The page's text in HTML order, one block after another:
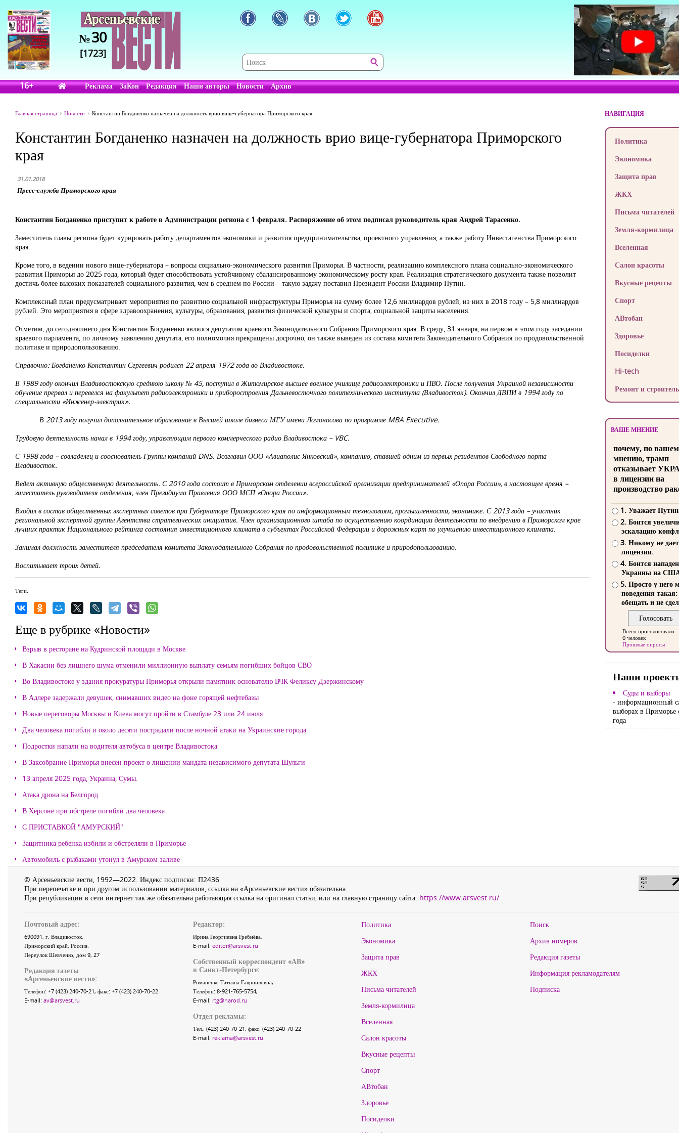
№30
[1723]
16+ Реклама ЗаКон Редакция Наши авторы Новости Архив
Главная страница Новости Константин Богданенко назначен на должность врио вице-губернатора Приморского края
Константин Богданенко назначен на должность врио вице-губернатора Приморского
края
31.01.2018
Пресс-служба Приморского края
Константин Богданенко приступит к работе в Администрации региона с 1 февраля. Распоряжение об этом подписал руководитель края Андрей Тарасенко.
Заместитель главы региона будет курировать работу департаментов экономики и развития предпринимательства, проектного управления, а также работу Инвестагенства Приморского
края.
Кроме того, в ведении нового вице-губернатора – вопросы социально-экономического развития Приморья. В частности, реализацию комплексного плана социально-экономического
развития Приморья до 2025 года, который будет способствовать устойчивому сбалансированному экономическому росту края. Реализация стратегического документа также позволит
достичь более высоких показателей социального развития, чем в среднем по России – такую задачу поставил Президент России Владимир Путин.
Комплексный план предусматривает мероприятия по развитию социальной инфраструктуры Приморья на сумму более 12,6 миллиардов рублей, из них в 2018 году – 5,8 миллиардов
рублей. Это мероприятия в сфере здравоохранения, культуры, образования, развития физической культуры и спорта, социальной защиты населения.
Отметим, до сегодняшнего дня Константин Богданенко являлся депутатом краевого Законодательного Собрания Приморского края. В среду, 31 января, на первом в этом году заседании
краевого парламента, по личному заявлению депутата, его полномочия прекращены досрочно, он также выведен из состава комитета Законодательного Собрания по продовольственной
политике и природопользованию.
Справочно: Богданенко Константин Сергеевич родился 22 апреля 1972 года во Владивостоке.
В 1989 году окончил Владивостокскую среднюю школу № 45, поступил в Житомирское высшее военное училище радиоэлектроники и ПВО. После получения Украиной независимости
обучение прервал и перевелся на факультет радиоэлектроники и приборостроения Дальневосточного политехнического института (Владивосток). Окончил ДВПИ в 1994 году по
специальности «Инженер-электрик».
В 2013 году получил дополнительное образование в Высшей школе бизнеса МГУ имени Ломоносова по программе MBA Executive.
Трудовую деятельность начал в 1994 году, управляющим первого коммерческого радио Владивостока – VBC.
С 1998 года – совладелец и сооснователь Группы компаний DNS. Возглавил ООО «Авиаполис Янковский», компанию, ставшей одним из первых резидентов Свободного порта
Владивосток.
Ведет активную общественную деятельность. С 2010 года состоит в Приморском отделении всероссийской организации предпринимателей «Опора России», в настоящее время –
заместитель руководителя отделения, член Президиума Правления ООО МСП «Опора России».
Входил в состав общественных экспертных советов при Губернаторе Приморского края по информационным технологиям, промышленности, экономике. С 2013 года – участник
региональной экспертной группы Агентства стратегических инициатив. Член организационного штаба по осуществлению координации деятельности по внедрению в Приморском крае
лучших практик Национального рейтинга состояния инвестиционного климата в субъектах Российской Федерации и дорожных карт по улучшению инвестиционного климата.
Занимал должность заместителя председателя комитета Законодательного Собрания по продовольственной политике и природопользованию.
Воспитывает троих детей.
Теги:
Еще в рубрике «Новости»
Взрыв в ресторане на Кудринской площади в Москве
В Хакасии без лишнего шума отменили миллионную выплату семьям погибших бойцов СВО
Во Владивостоке у здания прокуратуры Приморья открыли памятник основателю ВЧК Феликсу Дзержинскому
В Адлере задержали девушек, снимавших видео на фоне горящей нефтебазы
Новые переговоры Москвы и Киева могут пройти в Стамбуле 23 или 24 июля
Два человека погибли и около десяти пострадали после ночной атаки на Украинские города
Подростки напали на водителя автобуса в центре Владивостока
В Заксобрание Приморья внесен проект о лишении мандата независимого депутата Шульги
13 апреля 2025 года, Украина, Сумы.
Атака дрона на Белгород
В Херсоне при обстреле погибли два человека
С ПРИСТАВКОЙ "АМУРСКИЙ"
Защитника ребенка избили и обстреляли в Приморье
Автомобиль с рыбаками утонул в Амурском заливе
НАВИГАЦИЯ
Политика
Экономика
Защита прав
ЖКХ
Письма читателей
Земля-кормилица
Вселенная
Салон красоты
Вкусные рецепты
Спорт
АВтобан
Здоровье
Посиделки
Hi-tech
Ремонт и
ВАШЕ МНЕНИЕ
почему, по
мнению, трамп
отказывает
в лицензии на
производство
1. Уважает
2. Боится
эскалацию
3. Никому не
лицензии.
4. Боится
Украины на
5. Просто у него
поведения такая:
обещать и не
Всего проголосовало
0 человек
Прошлые опросы
Наши
Суды и выборы
- информационный
выборах в Приморье
года
© Арсеньевские вести, 1992—2022. Индекс подписки: П2436
При перепечатке и при другом использовании материалов, ссылка на «Арсеньевские вести» обязательна.
При републикации в сети интернет так же обязательна работающая ссылка на оригинал статьи, или на главную страницу сайта: https://www.arsvest.ru/
Почтовый адрес:
690091, г. Владивосток,
Приморский край, Россия.
Переулок Шевченко, дом 9, 27
Редакция газеты
«Арсеньевские вести»:
Телефон: +7 (423) 240-70-21, факс: +7 (423) 240-70-22
E-mail: av@arsvest.ru
Редактор:
Ирина Георгиевна Гребнёва,
E-mail: editor@arsvest.ru
Собственный корреспондент «АВ»
в Санкт-Петербурге:
Романенко Татьяна Гаврииловна,
Телефон: 8-921-765-5754,
E-mail: rtg@narod.ru
Отдел рекламы:
Тел.: (423) 240-70-21, факс: (423) 240-70-22
E-mail: reklama@arsvest.ru
Политика
Экономика
Защита прав
ЖКХ
Письма читателей
Земля-кормилица
Вселенная
Салон красоты
Вкусные рецепты
Спорт
АВтобан
Здоровье
Посиделки
Поиск
Архив номеров
Редакция газеты
Информация рекламодателям
Подписка